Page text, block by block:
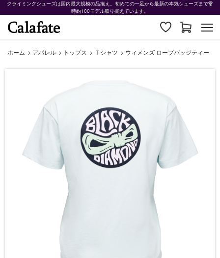
クライミングシューズは国内最大規模の品揃え。初めての一足から最新の本気シューズまで常
時約100モデル取り揃えています。
ホーム > アパレル > トップス > Ｔシャツ > ウィメンズ ロープバッジティー